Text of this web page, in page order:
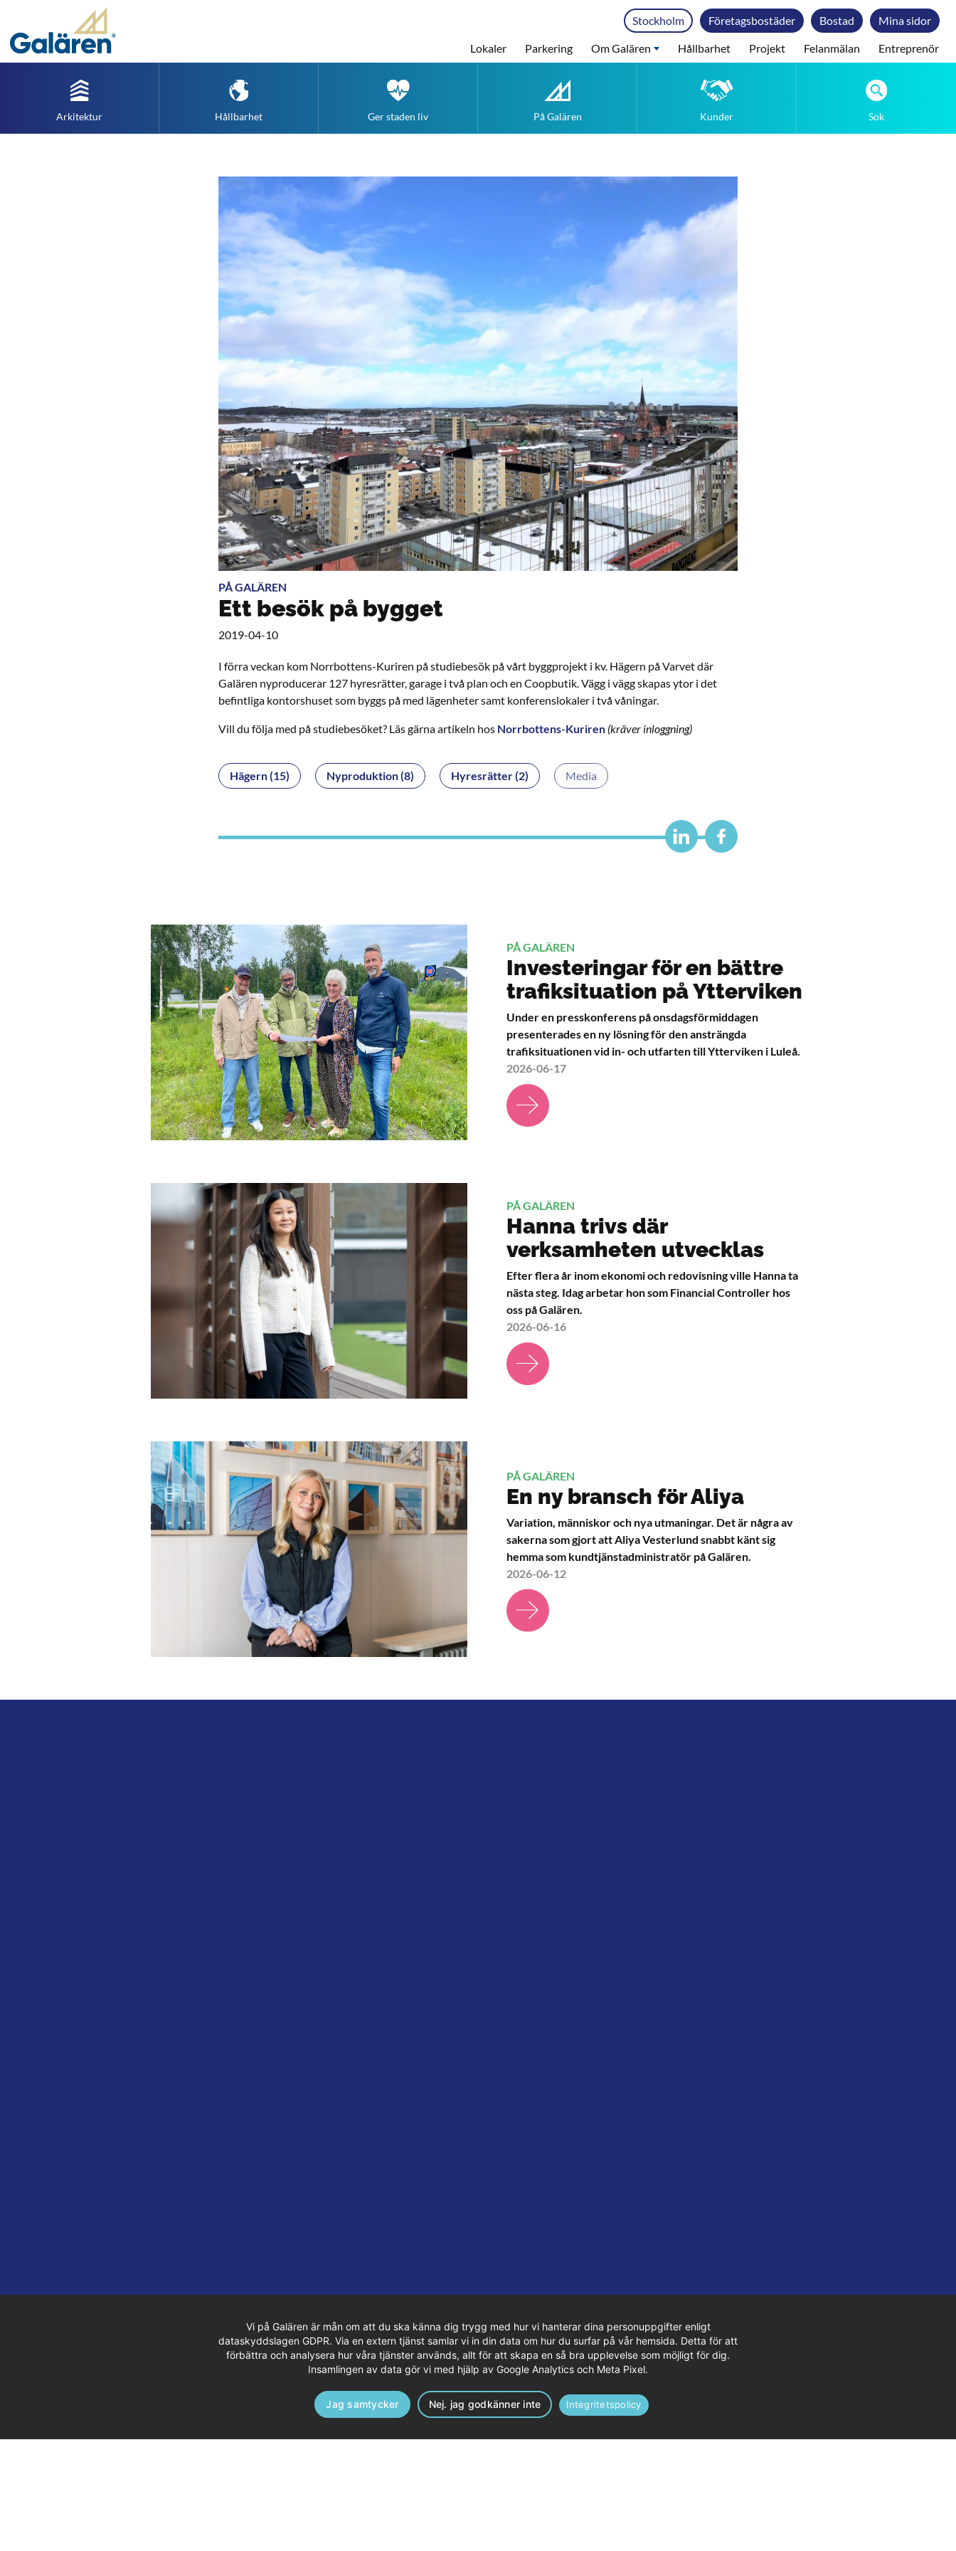
Lokaler Parkering Om Galären Hållbarhet Projekt Felanmälan Entreprenör
Mina sidor
Bostad
Företagsbostäder
Stockholm
Arkitektur Hållbarhet Ger staden liv På Galären Kunder Sok
PÅ GALÄREN
Ett besök på bygget
2019-04-10
I förra veckan kom Norrbottens-Kuriren på studiebesök på vårt byggprojekt i kv. Hägern på Varvet där
Galären nyproducerar 127 hyresrätter, garage i två plan och en Coopbutik. Vägg i vägg skapas ytor i det
befintliga kontorshuset som byggs på med lägenheter samt konferenslokaler i två våningar.
Vill du följa med på studiebesöket? Läs gärna artikeln hos Norrbottens-Kuriren (kräver inloggning)
Hägern (15) Nyproduktion (8) Hyresrätter (2) Media
PÅ GALÄREN
Investeringar för en bättre
trafiksituation på Ytterviken
Under en presskonferens på onsdagsförmiddagen
presenterades en ny lösning för den ansträngda
trafiksituationen vid in- och utfarten till Ytterviken i Luleå.
2026-06-17
PÅ GALÄREN
Hanna trivs där
verksamheten utvecklas
Efter flera år inom ekonomi och redovisning ville Hanna ta
nästa steg. Idag arbetar hon som Financial Controller hos
oss på Galären.
2026-06-16
PÅ GALÄREN
En ny bransch för Aliya
Variation, människor och nya utmaningar. Det är några av
sakerna som gjort att Aliya Vesterlund snabbt känt sig
hemma som kundtjänstadministratör på Galären.
2026-06-12
Vi på Galären är mån om att du ska känna dig trygg med hur vi hanterar dina personuppgifter enligt
dataskyddslagen GDPR. Via en extern tjänst samlar vi in din data om hur du surfar på vår hemsida. Detta för att
förbättra och analysera hur våra tjänster används, allt för att skapa en så bra upplevelse som möjligt för dig.
Insamlingen av data gör vi med hjälp av Google Analytics och Meta Pixel.
Jag samtycker Nej. jag godkänner inte Integritetspolicy